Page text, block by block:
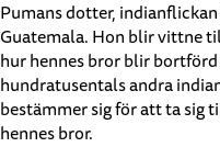
Pumans dotter,
Guatemala. Hon blir vittne
hur hennes bror blir
hundratusentals andra
bestämmer sig för att ta sig
hennes bror.